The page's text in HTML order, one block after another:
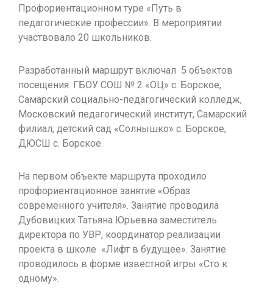
Профориентационном туре «Путь в
педагогические профессии». В мероприятии
участвовало 20 школьников.
Разработанный маршрут включал 5 объектов
посещения: ГБОУ СОШ № 2 «ОЦ» с. Борское,
Самарский социально-педагогический колледж,
Московский педагогический институт, Самарский
филиал, детский сад «Солнышко» с. Борское,
ДЮСШ с. Борское.
На первом объекте маршрута проходило
профориентационное занятие «Образ
современного учителя». Занятие проводила
Дубовицких Татьяна Юрьевна заместитель
директора по УВР, координатор реализации
проекта в школе «Лифт в будущее». Занятие
проводилось в форме известной игры «Сто к
одному».